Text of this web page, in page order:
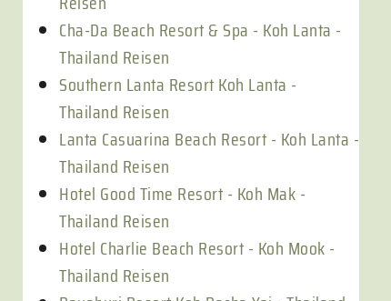
Cha-Da Beach Resort & Spa - Koh Lanta -
Thailand Reisen
Southern Lanta Resort Koh Lanta -
Thailand Reisen
Lanta Casuarina Beach Resort - Koh Lanta -
Thailand Reisen
Hotel Good Time Resort - Koh Mak -
Thailand Reisen
Hotel Charlie Beach Resort - Koh Mook -
Thailand Reisen